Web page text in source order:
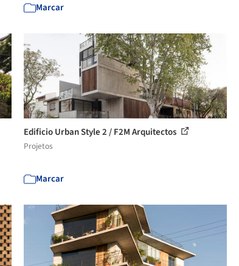
Marcar
Edificio Urban Style 2 / F2M Arquitectos
Projetos
Marcar